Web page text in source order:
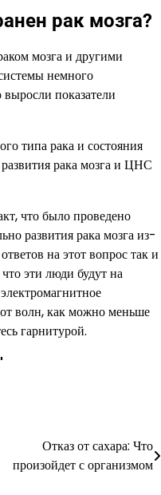
рак мозга?
мозга и другими
немного
показатели
типа рака и состояния
рака мозга и ЦНС
что было проведено
развития рака мозга из-
на этот вопрос так и
эти люди будут на
волн, как можно меньше
гарнитурой.
Отказ от сахара: Что
произойдет с организмом